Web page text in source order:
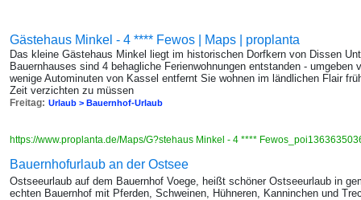
Gästehaus Minkel - 4 **** Fewos | Maps | proplanta
Das kleine Gästehaus Minkel liegt im historischen Dorfkern von Dissen
Bauernhauses sind 4 behagliche Ferienwohnungen entstanden - umgeben
wenige Autominuten von Kassel entfernt Sie wohnen im ländlichen Flair
Zeit verzichten zu müssen
Freitag: Urlaub > Bauernhof-Urlaub
https://www.proplanta.de/Maps/G?stehaus Minkel - 4 ****
Bauernhofurlaub an der Ostsee
Ostseeurlaub auf dem Bauernhof Voege, heißt schöner Ostseeurlaub in
echten Bauernhof mit Pferden, Schweinen, Hühneren, Kanninchen und